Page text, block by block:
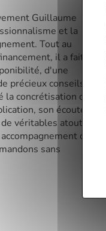
Guillaume
et la
Tout au
il a fait
d'une
précieux conseils
concrétisation de
son écoute
véritables atouts.
de
sans